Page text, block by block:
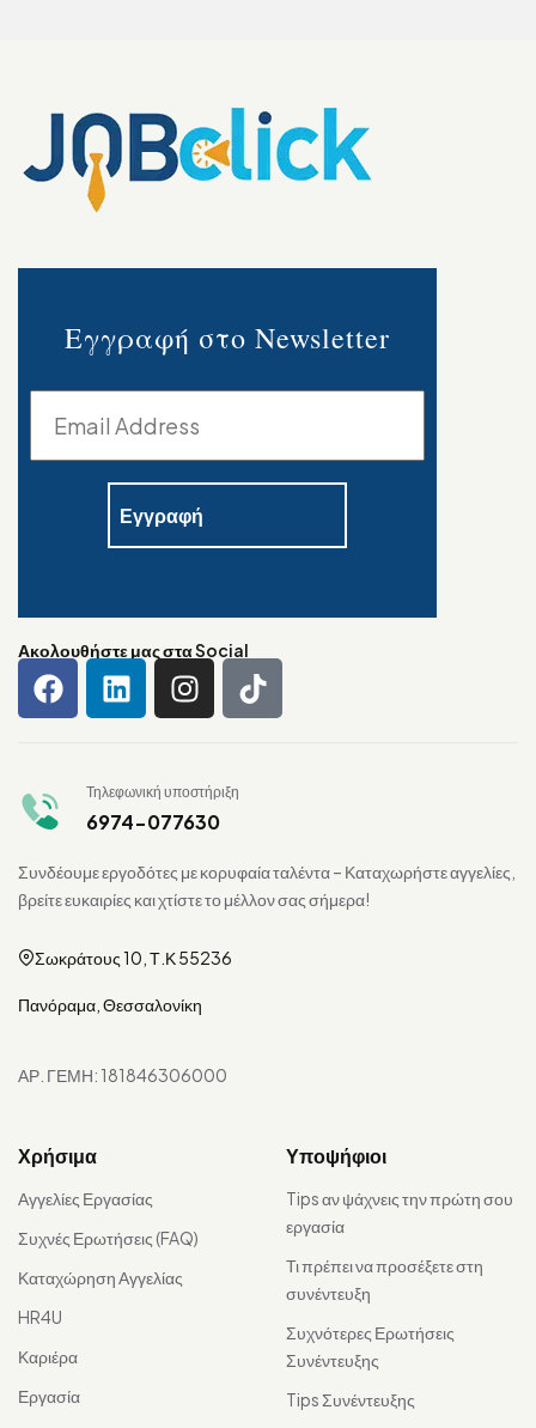
Εγγραφή στο Newsletter
Ακολουθήστε μας στα Social
Τηλεφωνική υποστήριξη
6974-077630
Συνδέουμε εργοδότες με κορυφαία ταλέντα – Καταχωρήστε αγγελίες,
βρείτε ευκαιρίες και χτίστε το μέλλον σας σήμερα!
Σωκράτους 10, Τ.Κ 55236
Πανόραμα, Θεσσαλονίκη
ΑΡ. ΓΕΜΗ: 181846306000
Χρήσιμα
Αγγελίες Εργασίας
Συχνές Ερωτήσεις (FAQ)
Καταχώρηση Αγγελίας
HR4U
Καριέρα
Εργασία
Υποψήφιοι
Tips αν ψάχνεις την πρώτη σου
εργασία
Τι πρέπει να προσέξετε στη
συνέντευξη
Συχνότερες Ερωτήσεις
Συνέντευξης
Tips Συνέντευξης